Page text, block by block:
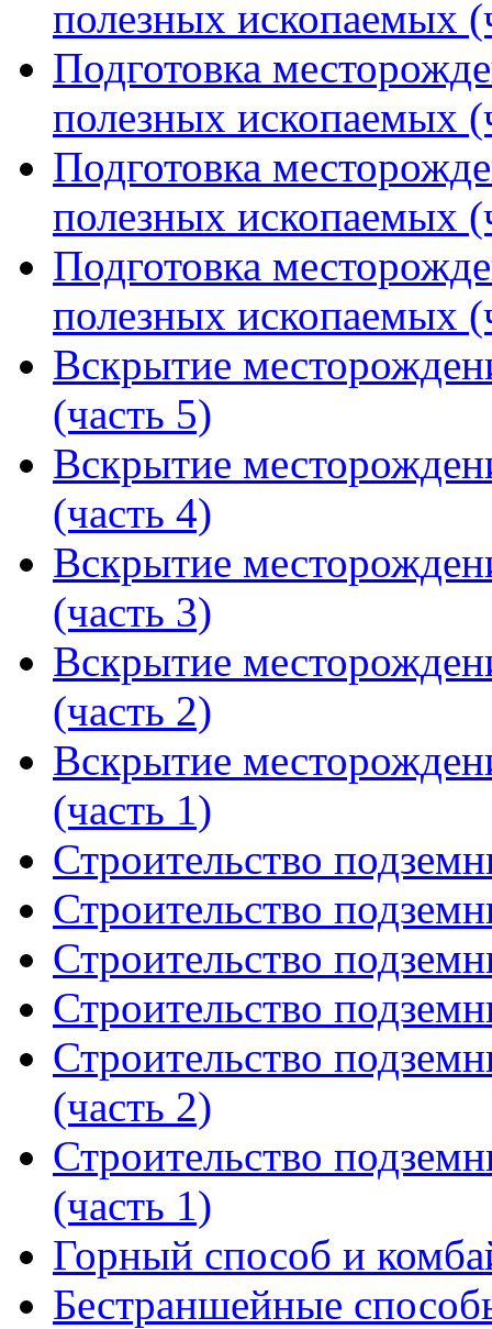
полезных ископаемых
Подготовка
полезных ископаемых
Подготовка
полезных ископаемых
Подготовка
полезных ископаемых
Вскрытие
(часть 5)
Вскрытие
(часть 4)
Вскрытие
(часть 3)
Вскрытие
(часть 2)
Вскрытие
(часть 1)
Строительство
Строительство
Строительство
Строительство
Строительство
(часть 2)
Строительство
(часть 1)
Горный способ и
Бестраншейные